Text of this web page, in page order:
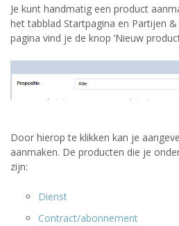
Je kunt handmatig een product
het tabblad Startpagina en Partijen
pagina vind je de knop ‘Nieuw
Door hierop te klikken kan je
aanmaken. De producten die je
zijn:
Dienst
Contract/abonnement